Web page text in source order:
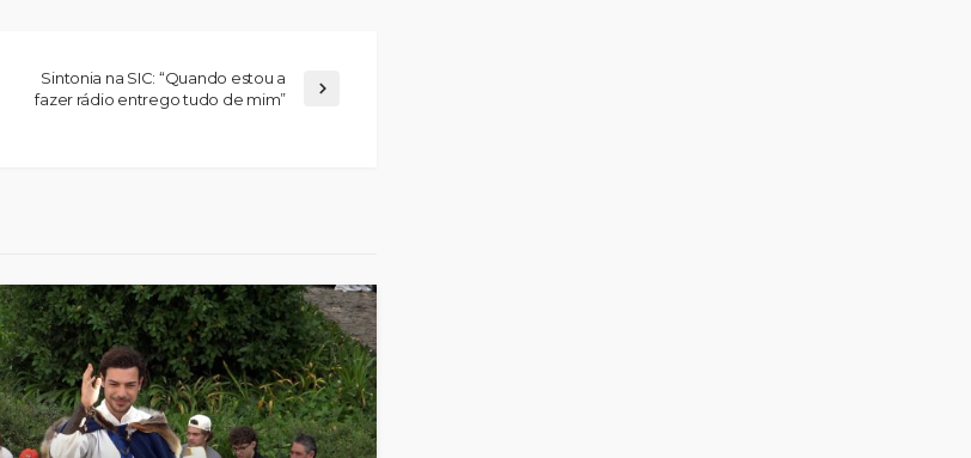
Sintonia na SIC: “Quando estou a
fazer rádio entrego tudo de mim”